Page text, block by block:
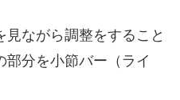
ながら調整をすること
部分を小節バー（ライ